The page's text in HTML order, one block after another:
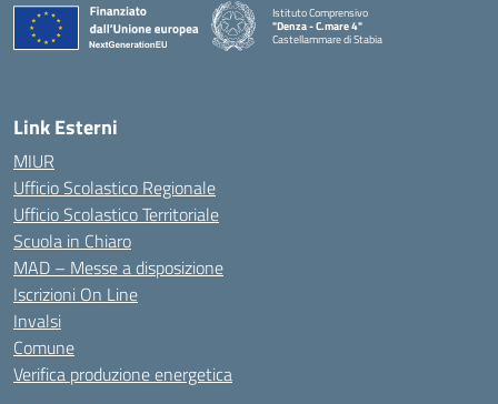
Istituto Comprensivo
"Denza - C.mare 4"
Castellammare di Stabia
Link Esterni
MIUR
Ufficio Scolastico Regionale
Ufficio Scolastico Territoriale
Scuola in Chiaro
MAD – Messe a disposizione
Iscrizioni On Line
Invalsi
Comune
Verifica produzione energetica